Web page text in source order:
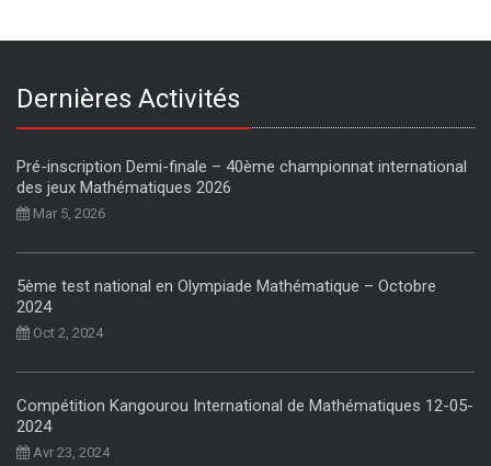
Dernières Activités
Pré-inscription Demi-finale – 40ème championnat international
des jeux Mathématiques 2026
Mar 5, 2026
5ème test national en Olympiade Mathématique – Octobre
2024
Oct 2, 2024
Compétition Kangourou International de Mathématiques 12-05-
2024
Avr 23, 2024